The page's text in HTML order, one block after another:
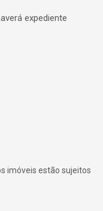
expediente
imóveis estão sujeitos